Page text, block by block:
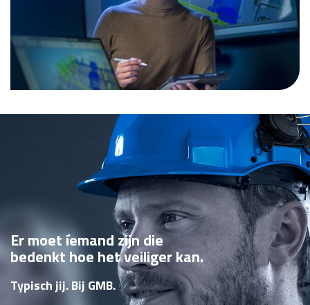
Er moet íemand zijn die
bedenkt hoe het veiliger kan.
Typisch jij. Bij GMB.